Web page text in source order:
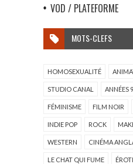
VOD / PLATEFORME
MOTS-CLEFS
HOMOSEXUALITÉ
STUDIO CANAL ANNÉES
FÉMINISME FILM NOIR
INDIE POP ROCK
WESTERN CINÉMA
LE CHAT QUI FUME